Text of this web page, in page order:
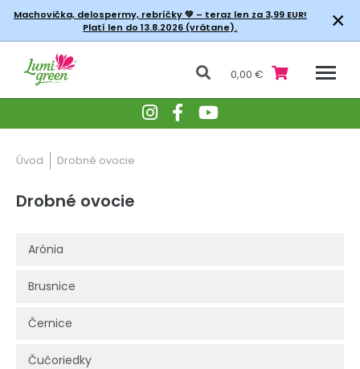
Machovička, delospermy, rebríčky💚 – teraz len za 3,99 EUR!
Platí len do 13.8.2026 (vrátane).
×
0,00 €
Úvod Drobné ovocie
Drobné ovocie
Arónia
Brusnice
Černice
Čučoriedky